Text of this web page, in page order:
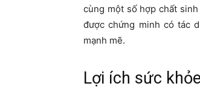
cùng một số hợp chất
được chứng minh có tác
mạnh mẽ.
Lợi ích sức